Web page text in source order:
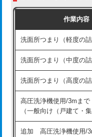
モルタル補修（厚さ10
モルタル補修（厚さ10㎝
洗面台設置
バスタブ設置
追加人工
廃棄・処分
交換・取付（その他部
持込商品取付（単水栓）
持込商品取付（混合水
持込商品取付（浄水器
給水管工事※（ホール
給水管工事※（バンド
給水管工事※（支持金
作業内容
洗面所つまり（軽度の詰
洗面所つまり（中度の詰
洗面所つまり（高度の詰
高圧洗浄機使用/3mまで
（一般向け（戸建て・集
追加 高圧洗浄機使用/